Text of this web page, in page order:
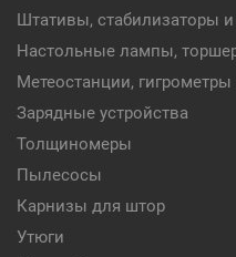
Штативы, стабилизаторы
Настольные лампы,
Метеостанции,
Зарядные устройства
Толщиномеры
Пылесосы
Карнизы для штор
Утюги